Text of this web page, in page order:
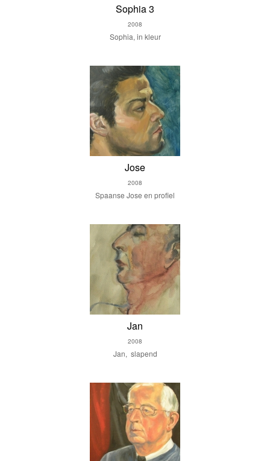
Sophia 3
2008
Sophia, in kleur
Jose
2008
Spaanse Jose en profiel
Jan
2008
Jan, slapend